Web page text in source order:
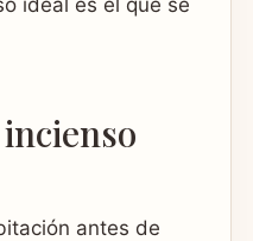
ideal es el que se
antes de